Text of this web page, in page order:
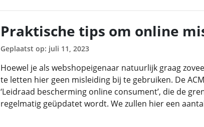
Praktische tips om online
Geplaatst op: juli 11, 2023
Hoewel je als webshopeigenaar natuurlijk graag
te letten hier geen misleiding bij te gebruiken. De
‘Leidraad bescherming online consument’, die de
regelmatig geüpdatet wordt. We zullen hier een